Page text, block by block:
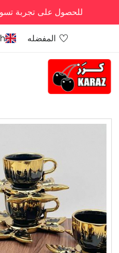
للحصول على تجربة
المفضله